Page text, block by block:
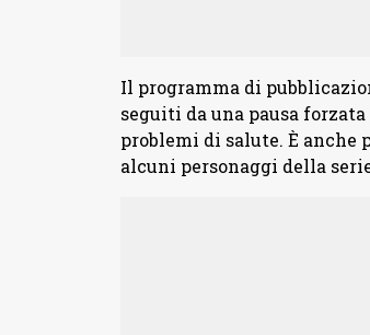
Il programma di
seguiti da una pausa
problemi di salute. È anche
alcuni personaggi della